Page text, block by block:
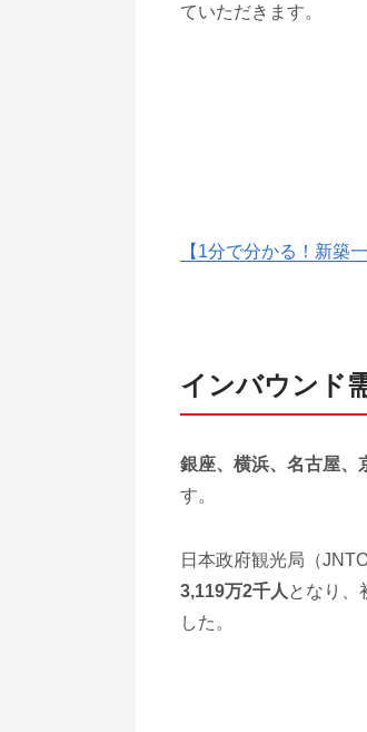
ていただきます。
【1分で分かる！新築
インバウンド
銀座、横浜、名古屋、
す。
日本政府観光局（
3,119万2千人 となり、
した。